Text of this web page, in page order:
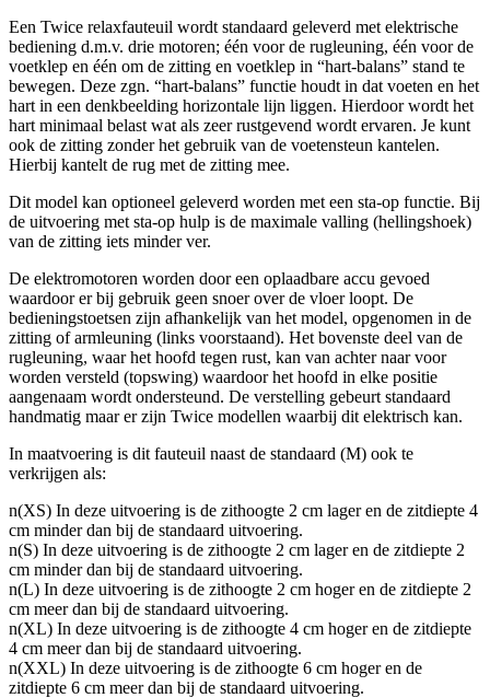
Een Twice relaxfauteuil wordt standaard geleverd met elektrische
bediening d.m.v. drie motoren; één voor de rugleuning, één voor de
voetklep en één om de zitting en voetklep in “hart-balans” stand te
bewegen. Deze zgn. “hart-balans” functie houdt in dat voeten en het
hart in een denkbeelding horizontale lijn liggen. Hierdoor wordt het
hart minimaal belast wat als zeer rustgevend wordt ervaren. Je kunt
ook de zitting zonder het gebruik van de voetensteun kantelen.
Hierbij kantelt de rug met de zitting mee.
Dit model kan optioneel geleverd worden met een sta-op functie. Bij
de uitvoering met sta-op hulp is de maximale valling (hellingshoek)
van de zitting iets minder ver.
De elektromotoren worden door een oplaadbare accu gevoed
waardoor er bij gebruik geen snoer over de vloer loopt. De
bedieningstoetsen zijn afhankelijk van het model, opgenomen in de
zitting of armleuning (links voorstaand). Het bovenste deel van de
rugleuning, waar het hoofd tegen rust, kan van achter naar voor
worden versteld (topswing) waardoor het hoofd in elke positie
aangenaam wordt ondersteund. De verstelling gebeurt standaard
handmatig maar er zijn Twice modellen waarbij dit elektrisch kan.
In maatvoering is dit fauteuil naast de standaard (M) ook te
verkrijgen als:
n(XS) In deze uitvoering is de zithoogte 2 cm lager en de zitdiepte 4
cm minder dan bij de standaard uitvoering.
n(S) In deze uitvoering is de zithoogte 2 cm lager en de zitdiepte 2
cm minder dan bij de standaard uitvoering.
n(L) In deze uitvoering is de zithoogte 2 cm hoger en de zitdiepte 2
cm meer dan bij de standaard uitvoering.
n(XL) In deze uitvoering is de zithoogte 4 cm hoger en de zitdiepte
4 cm meer dan bij de standaard uitvoering.
n(XXL) In deze uitvoering is de zithoogte 6 cm hoger en de
zitdiepte 6 cm meer dan bij de standaard uitvoering.